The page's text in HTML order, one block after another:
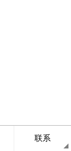
联系